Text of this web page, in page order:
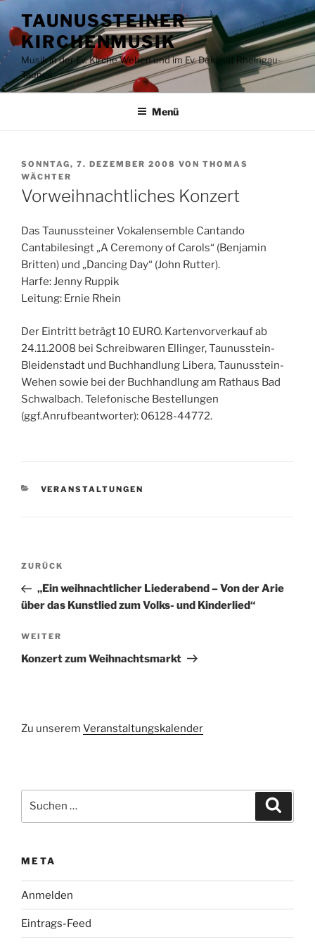
Inhalt
springen
TAUNUSSTEINER
KIRCHENMUSIK
Musik in der Ev. Kirche Wehen und im Ev. Dekanat Rheingau-
Taunus
Menü
VERÖFFENTLICHT
AM
SONNTAG, 7. DEZEMBER 2008 VON THOMAS
WÄCHTER
Vorweihnachtliches Konzert
Das Taunussteiner Vokalensemble Cantando
Cantabilesingt „A Ceremony of Carols“ (Benjamin
Britten) und „Dancing Day“ (John Rutter).
Harfe: Jenny Ruppik
Leitung: Ernie Rhein
Der Eintritt beträgt 10 EURO. Kartenvorverkauf ab
24.11.2008 bei Schreibwaren Ellinger, Taunusstein-
Bleidenstadt und Buchhandlung Libera, Taunusstein-
Wehen sowie bei der Buchhandlung am Rathaus Bad
Schwalbach. Telefonische Bestellungen
(ggf.Anrufbeantworter): 06128-44772.
KATEGORIEN
VERANSTALTUNGEN
Beitragsnavigation
Vorheriger
Beitrag
ZURÜCK
„Ein weihnachtlicher Liederabend – Von der Arie
über das Kunstlied zum Volks- und Kinderlied“
Nächster
Beitrag
WEITER
Konzert zum Weihnachtsmarkt
Zu unserem Veranstaltungskalender
nach:
META
Anmelden
Eintrags-Feed